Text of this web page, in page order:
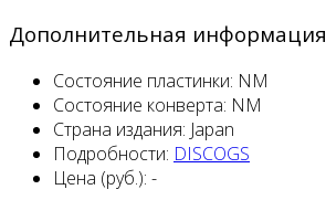
Дополнительная информация
Состояние пластинки: NM
Состояние конверта: NM
Страна издания: Japan
Подробности: DISCOGS
Цена (руб.): -